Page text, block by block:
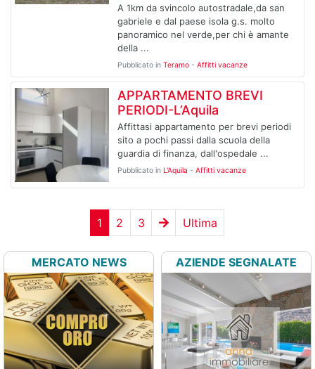
A 1km da svincolo autostradale,da san
gabriele e dal paese isola g.s. molto
panoramico nel verde,per chi è amante
della ...
Pubblicato in Teramo- Affitti vacanze
APPARTAMENTO BREVI
PERIODI-L’Aquila
Affittasi appartamento per brevi periodi
sito a pochi passi dalla scuola della
guardia di finanza, dall'ospedale ...
Pubblicato in L'Aquila - Affitti vacanze
1 2 3 Ultima
MERCATO NEWS AZIENDE SEGNALATE